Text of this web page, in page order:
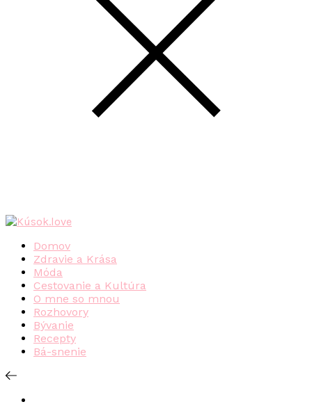
Domov
Zdravie a Krása
Móda
Cestovanie a Kultúra
O mne so mnou
Rozhovory
Bývanie
Recepty
Bá-snenie